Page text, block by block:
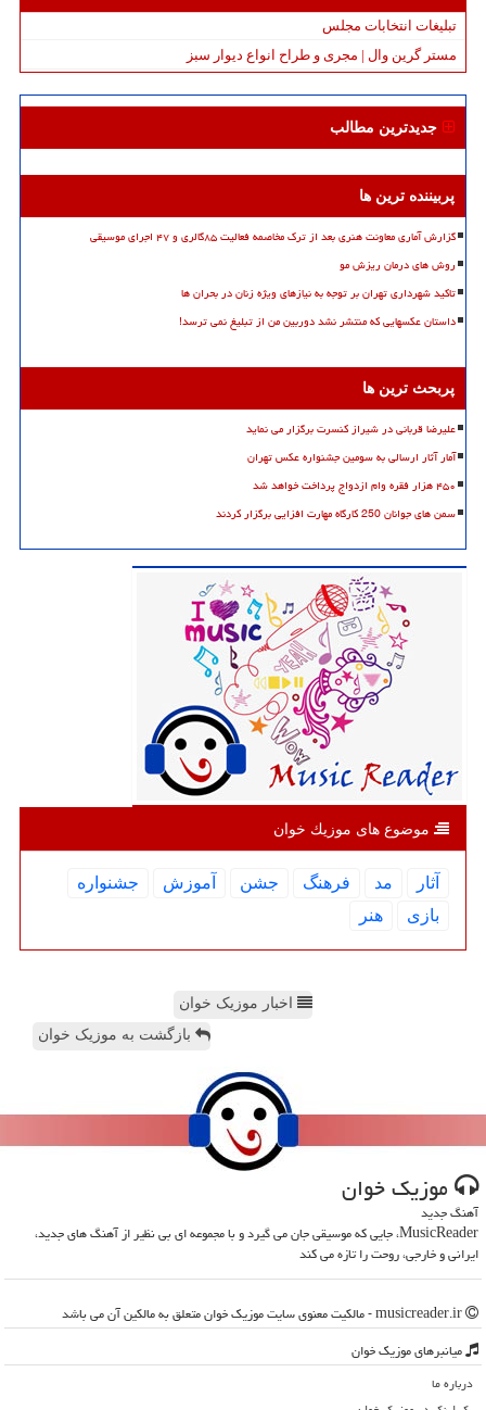
تبلیغات انتخابات مجلس
مستر گرین وال | مجری و طراح انواع دیوار سبز
جدیدترین مطالب
پربیننده ترین ها
گزارش آماری معاونت هنری بعد از ترک مخاصمه فعالیت ۸۵گالری و ۴۷ اجرای موسیقی
روش های درمان ریزش مو
تاکید شهرداری تهران بر توجه به نیازهای ویژه زنان در بحران ها
داستان عکسهایی که منتشر نشد دوربین من از تبلیغ نمی ترسد!
پربحث ترین ها
علیرضا قربانی در شیراز کنسرت برگزار می نماید
آمار آثار ارسالی به سومین جشنواره عکس تهران
۴۵۰ هزار فقره وام ازدواج پرداخت خواهد شد
سمن های جوانان 250 کارگاه مهارت افزایی برگزار کردند
موضوع های موزیك خوان
آثار مد فرهنگ جشن آموزش
جشنواره
بازی
هنر
اخبار موزیک خوان
بازگشت به موزیک خوان
موزیك خوان
آهنگ جدید
MusicReader، جایی که موسیقی جان می گیرد و با مجموعه ای بی نظیر از آهنگ های جدید،
ایرانی و خارجی، روحت را تازه می کند
میانبرهای موزیك خوان
درباره ما